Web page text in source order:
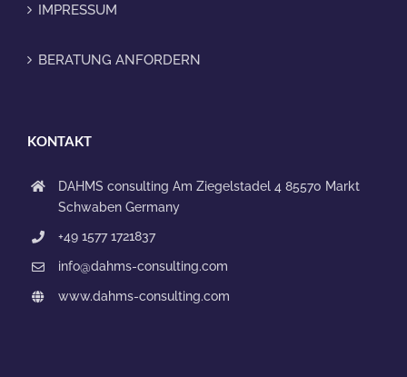
IMPRESSUM
BERATUNG ANFORDERN
KONTAKT
DAHMS consulting Am Ziegelstadel 4 85570 Markt
Schwaben Germany
+49 1577 1721837
info@dahms-consulting.com
www.dahms-consulting.com